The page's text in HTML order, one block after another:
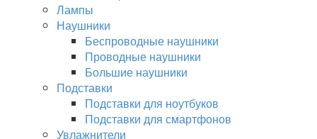
Лампы
Наушники
Беспроводные наушники
Проводные наушники
Большие наушники
Подставки
Подставки для ноутбуков
Подставки для смартфонов
Увлажнители